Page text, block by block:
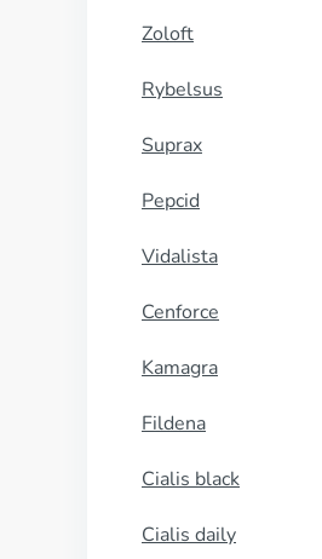
Zoloft
Rybelsus
Suprax
Pepcid
Vidalista
Cenforce
Kamagra
Fildena
Cialis black
Cialis daily